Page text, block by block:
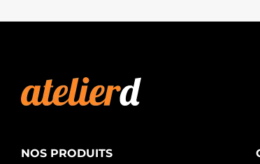
NOS PRODUITS